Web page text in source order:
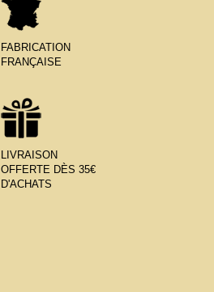
FABRICATION
FRANÇAISE
LIVRAISON
OFFERTE DÈS 35€
D'ACHATS